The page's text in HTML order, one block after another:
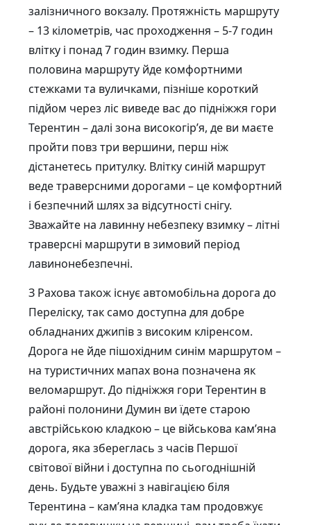
залізничного вокзалу. Протяжність маршруту
– 13 кілометрів, час проходження – 5-7 годин
влітку і понад 7 годин взимку. Перша
половина маршруту йде комфортними
стежками та вуличками, пізніше короткий
підйом через ліс виведе вас до підніжжя гори
Терентин – далі зона високогір’я, де ви маєте
пройти повз три вершини, перш ніж
дістанетесь притулку. Влітку синій маршрут
веде траверсними дорогами – це комфортний
і безпечний шлях за відсутності снігу.
Зважайте на лавинну небезпеку взимку – літні
траверсні маршрути в зимовий період
лавинонебезпечні.
З Рахова також існує автомобільна дорога до
Переліску, так само доступна для добре
обладнаних джипів з високим кліренсом.
Дорога не йде пішохідним синім маршрутом –
на туристичних мапах вона позначена як
веломаршрут. До підніжжя гори Терентин в
районі полонини Думин ви їдете старою
австрійською кладкою – це військова кам’яна
дорога, яка збереглась з часів Першої
світової війни і доступна по сьогоднішній
день. Будьте уважні з навігацією біля
Терентина – кам’яна кладка там продовжує